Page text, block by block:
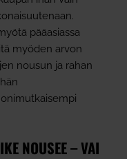
pääasiassa
myöden arvon
nousun ja rahan
NOUSEE – VAI